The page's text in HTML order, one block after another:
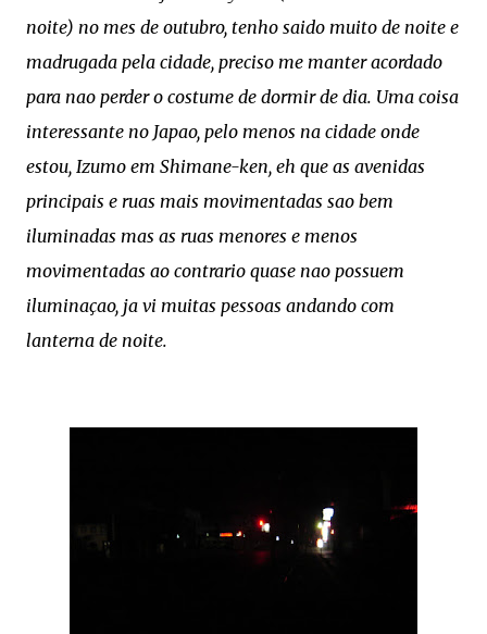
noite) no mes de outubro, tenho saido muito de noite e
madrugada pela cidade, preciso me manter acordado
para nao perder o costume de dormir de dia. Uma coisa
interessante no Japao, pelo menos na cidade onde
estou, Izumo em Shimane-ken, eh que as avenidas
principais e ruas mais movimentadas sao bem
iluminadas mas as ruas menores e menos
movimentadas ao contrario quase nao possuem
iluminaçao, ja vi muitas pessoas andando com
lanterna de noite.